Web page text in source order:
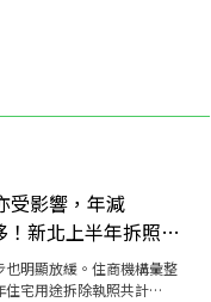
受影響，年減
新北上半年拆照量
明顯放緩。住商機構彙整
住宅用途拆除執照共計